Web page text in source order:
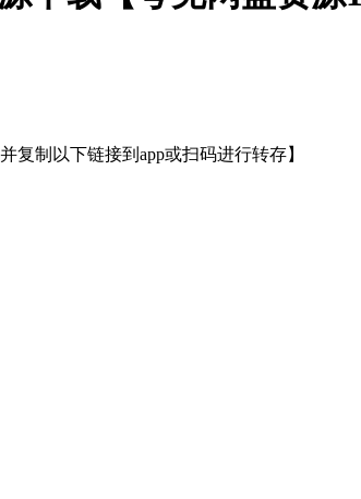
复制以下链接到app或扫码进行转存】